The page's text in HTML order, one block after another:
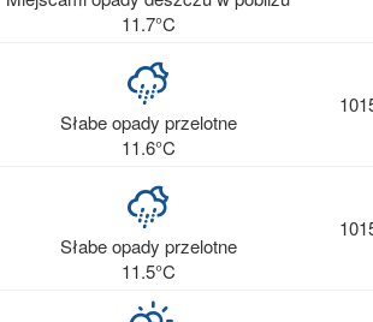
11.7°C
Słabe opady przelotne
11.6°C
Słabe opady przelotne
11.5°C